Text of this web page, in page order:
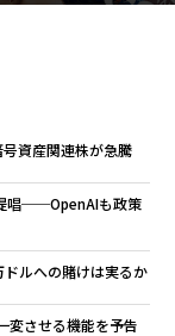
資産関連株が急騰
唱──OpenAIも政策
ドルへの賭けは実るか
変させる機能を予告